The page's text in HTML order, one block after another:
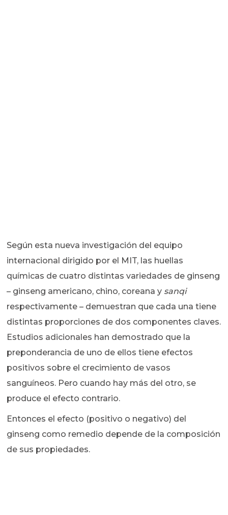
Según esta nueva investigación del equipo
internacional dirigido por el MIT, las huellas
químicas de cuatro distintas variedades de ginseng
– ginseng americano, chino, coreana y sanqi
respectivamente – demuestran que cada una tiene
distintas proporciones de dos componentes claves.
Estudios adicionales han demostrado que la
preponderancia de uno de ellos tiene efectos
positivos sobre el crecimiento de vasos
sanguíneos. Pero cuando hay más del otro, se
produce el efecto contrario.
Entonces el efecto (positivo o negativo) del
ginseng como remedio depende de la composición
de sus propiedades.